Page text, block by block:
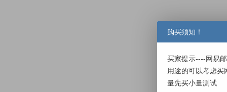
购买须知！
买家提示----网易
用途的可以考虑
量先买小量测试